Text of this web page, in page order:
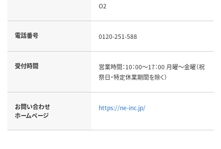
O2
電話番号 0120-251-588
受付時間
営業時間：10：00～17：00 月曜～金曜（祝
祭日・特定休業期間を除く）
お問い合わせ
ホームページ
https://ne-inc.jp/